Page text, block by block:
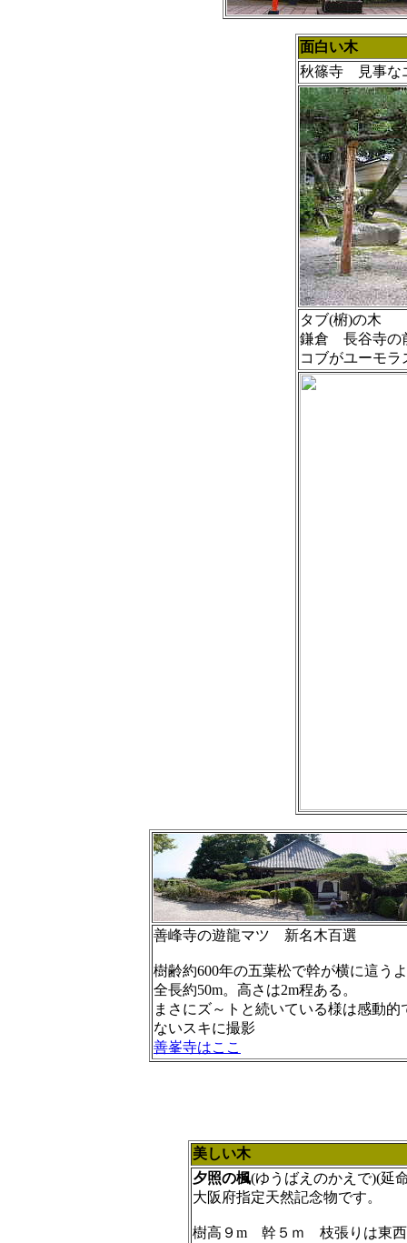
面白い木
秋篠寺 見事な
タブ(椨)の木
鎌倉 長谷寺の
コブがユーモラ
善峰寺の遊龍マツ 新名木百選
樹齢約600年の五葉松で幹が横に這う
全長約50m。高さは2m程ある。
まさにズ～トと続いている様は感動
ないスキに撮影
善峯寺はここ
美しい木
夕照の楓(ゆうばえのかえで)(延
大阪府指定天然記念物です。
樹高９m 幹５ｍ 枝張りは東西